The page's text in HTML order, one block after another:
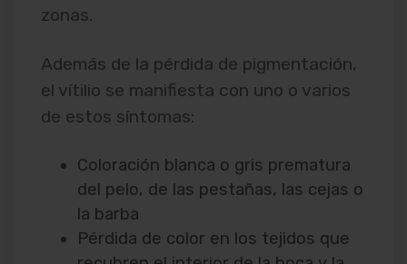
zonas.
Además de la pérdida de pigmentación,
el vítilio se manifiesta con uno o varios
de estos síntomas:
Coloración blanca o gris prematura
del pelo, de las pestañas, las cejas o
la barba
Pérdida de color en los tejidos que